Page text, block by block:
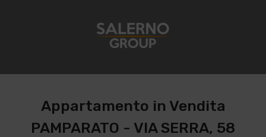
Appartamento in Vendita
PAMPARATO - VIA SERRA, 58